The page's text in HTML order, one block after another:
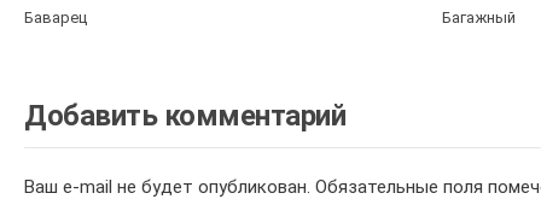
Баварец
Багажный
Добавить комментарий
Ваш e-mail не будет опубликован. Обязательные поля